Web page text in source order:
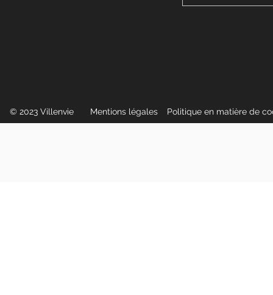
Mentions légales Politique en matière de
© 2023 Villenvie